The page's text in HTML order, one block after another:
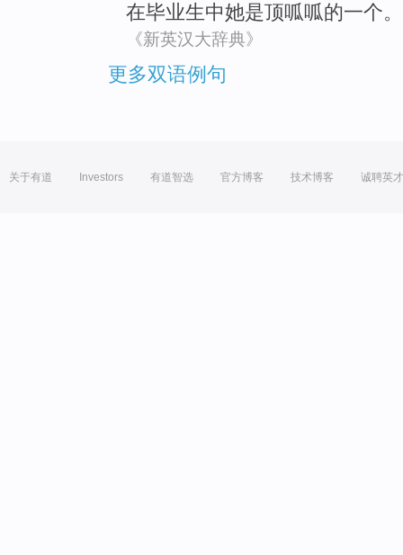
在毕业生中她是顶呱呱的一个。
《新英汉大辞典》
更多双语例句
关于有道 Investors 有道智选 官方博客 技术博客 诚聘英才